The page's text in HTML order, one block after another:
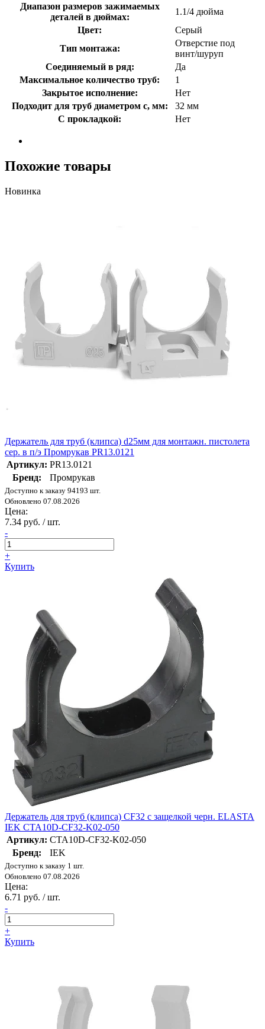
Диапазон размеров зажимаемых
деталей в дюймах:
1.1/4 дюйма
Цвет:
Серый
Тип монтажа:
Отверстие под
винт/шуруп
Соединяемый в ряд:
Да
Максимальное количество труб:
1
Закрытое исполнение:
Нет
Подходит для труб диаметром с, мм:
32 мм
С прокладкой:
Нет
Похожие товары
Новинка
Держатель для труб (клипса) d25мм для монтажн. пистолета
сер. в п/э Промрукав PR13.0121
Артикул: PR13.0121
Бренд:
Промрукав
Доступно к заказу 94193 шт.
Обновлено 07.08.2026
Цена:
7.34 руб. / шт.
-
+
Купить
Держатель для труб (клипса) CF32 с защелкой черн. ELASTA
IEK CTA10D-CF32-K02-050
Артикул: CTA10D-CF32-K02-050
Бренд:
IEK
Доступно к заказу 1 шт.
Обновлено 07.08.2026
Цена:
6.71 руб. / шт.
-
+
Купить